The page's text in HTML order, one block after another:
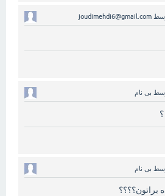
joudimehdi6@gmail.com
بی نام
بی نام
براتون؟؟؟؟